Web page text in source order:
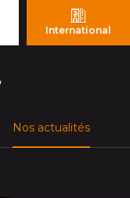
International
Nos actualités(page